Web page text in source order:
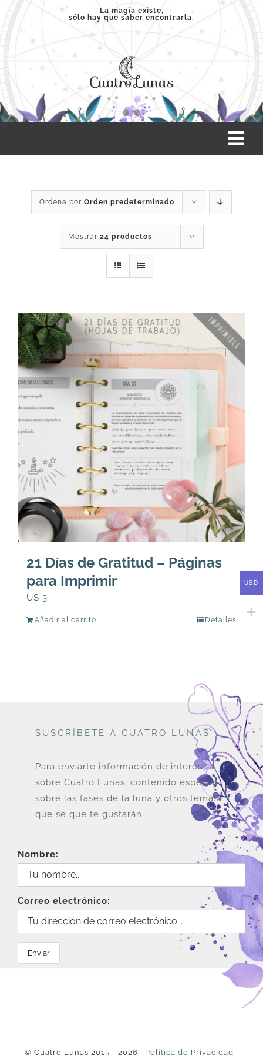
Saltar
contenido
La magia existe,
sólo hay que saber encontrarla.
SERVICIOS
PRODUCTOS
ARTÍCULOS
ACERCA
CONTACTO
Carrito
Ordena por Orden predeterminado
Mostrar 24 productos
21 Días de Gratitud – Páginas
para Imprimir
U$ 3
Añadir al carrito Detalles
SUSCRÍBETE A CUATRO LUNAS
Para enviarte información de interés
sobre Cuatro Lunas, contenido especial
sobre las fases de la luna y otros temas
que sé que te gustarán.
Nombre:
Correo electrónico:
© Cuatro Lunas 2015 - 2026 | Política de Privacidad
USD